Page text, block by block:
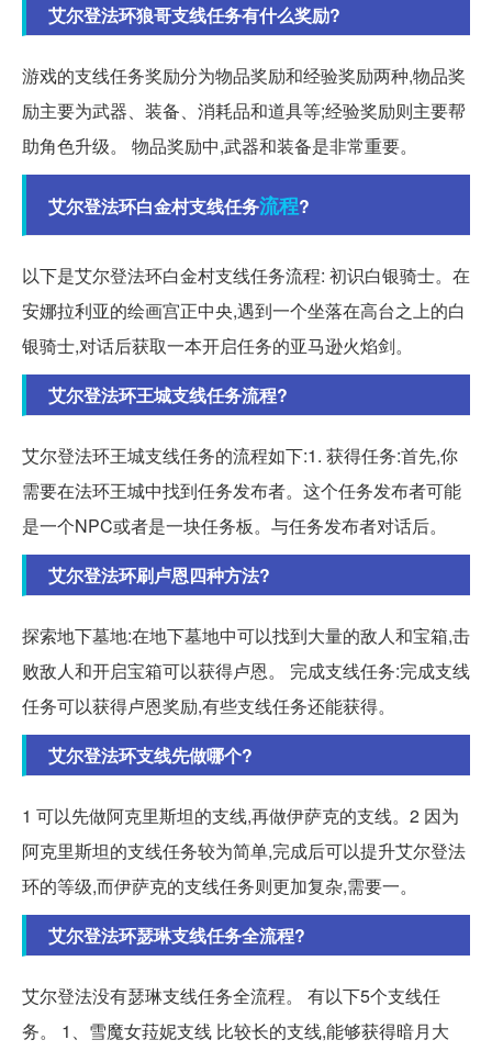
艾尔登法环狼哥支线任务有什么奖励?
游戏的支线任务奖励分为物品奖励和经验奖励两种,物品奖
励主要为武器、装备、消耗品和道具等;经验奖励则主要帮
助角色升级。 物品奖励中,武器和装备是非常重要。
艾尔登法环白金村支线任务流程?
以下是艾尔登法环白金村支线任务流程: 初识白银骑士。在
安娜拉利亚的绘画宫正中央,遇到一个坐落在高台之上的白
银骑士,对话后获取一本开启任务的亚马逊火焰剑。
艾尔登法环王城支线任务流程?
艾尔登法环王城支线任务的流程如下:1. 获得任务:首先,你
需要在法环王城中找到任务发布者。这个任务发布者可能
是一个NPC或者是一块任务板。与任务发布者对话后。
艾尔登法环刷卢恩四种方法?
探索地下墓地:在地下墓地中可以找到大量的敌人和宝箱,击
败敌人和开启宝箱可以获得卢恩。 完成支线任务:完成支线
任务可以获得卢恩奖励,有些支线任务还能获得。
艾尔登法环支线先做哪个?
1 可以先做阿克里斯坦的支线,再做伊萨克的支线。2 因为
阿克里斯坦的支线任务较为简单,完成后可以提升艾尔登法
环的等级,而伊萨克的支线任务则更加复杂,需要一。
艾尔登法环瑟琳支线任务全流程?
艾尔登法没有瑟琳支线任务全流程。 有以下5个支线任
务。 1、雪魔女菈妮支线 比较长的支线,能够获得暗月大